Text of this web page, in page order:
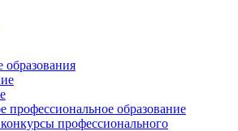
профессиональное образование
профессионального